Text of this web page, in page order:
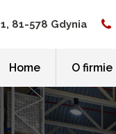
81-578 Gdynia
Home O firmie